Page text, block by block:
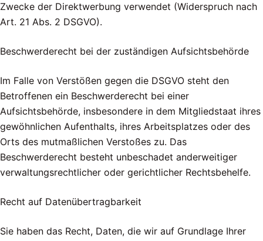
Zwecke der Direktwerbung verwendet (Widerspruch nach
Art. 21 Abs. 2 DSGVO).
Beschwerderecht bei der zuständigen Aufsichtsbehörde
Im Falle von Verstößen gegen die DSGVO steht den
Betroffenen ein Beschwerderecht bei einer
Aufsichtsbehörde, insbesondere in dem Mitgliedstaat ihres
gewöhnlichen Aufenthalts, ihres Arbeitsplatzes oder des
Orts des mutmaßlichen Verstoßes zu. Das
Beschwerderecht besteht unbeschadet anderweitiger
verwaltungsrechtlicher oder gerichtlicher Rechtsbehelfe.
Recht auf Datenübertragbarkeit
Sie haben das Recht, Daten, die wir auf Grundlage Ihrer